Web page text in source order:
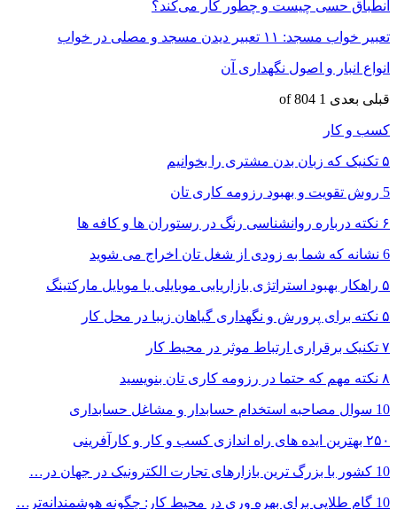
انطباق حسی چیست و چطور کار می‌کند؟
تعبیر خواب مسجد: ۱۱ تعبیر دیدن مسجد و مصلی در خواب
انواع انبار و اصول نگهداری آن
قبلی بعدی 1 of 804
کسب و کار
۵ تکنیک که زبان بدن مشتری را بخوانیم
5 روش تقویت و بهبود رزومه کاری تان
۶ نکته درباره روانشناسی رنگ در رستوران ها و کافه ها
6 نشانه که شما به زودی از شغل تان اخراج می شوید
۵ راهکار بهبود استراتژی بازاریابی موبایلی یا موبایل مارکتینگ
۵ نکته برای پرورش و نگهداری گیاهان زیبا در محل کار
۷ تکنیک برقراری ارتباط موثر در محیط کار
۸ نکته مهم که حتما در رزومه کاری تان بنویسید
10 سوال مصاحبه استخدام حسابدار و مشاغل حسابداری
۲۵۰ بهترین ایده های راه اندازی کسب و کار و کارآفرینی
10 کشور با بزرگ ترین بازارهای تجارت الکترونیک در جهان در…
10 گام طلایی برای بهره وری در محیط کار: چگونه هوشمندانه‌تر…